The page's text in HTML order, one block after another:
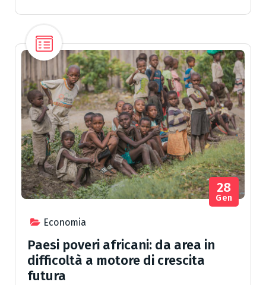
Economia
28
Gen
Paesi poveri africani: da area in
difficoltà a motore di crescita
futura